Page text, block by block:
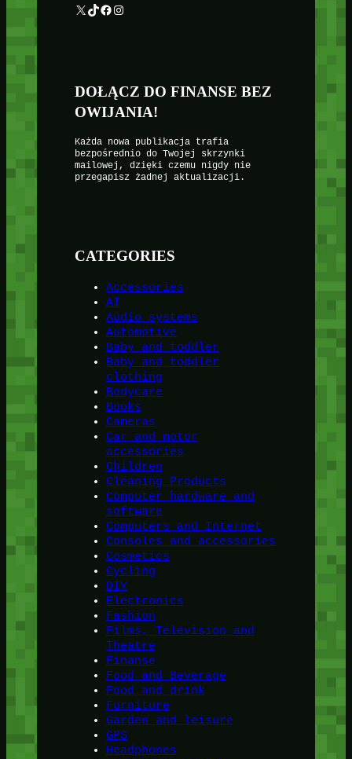
X TikTok Facebook Instagram
DOŁĄCZ DO FINANSE BEZ
OWIJANIA!
Każda nowa publikacja trafia
bezpośrednio do Twojej skrzynki
mailowej, dzięki czemu nigdy nie
przegapisz żadnej aktualizacji.
CATEGORIES
Accessories
AI
Audio systems
Automotive
Baby and toddler
Baby and toddler
clothing
Bodycare
Books
Cameras
Car and motor
accessories
Children
Cleaning Products
Computer hardware and
software
Computers and Internet
Consoles and accessories
Cosmetics
Cycling
DIY
Electronics
Fashion
Films, Television and
Theatre
Finanse
Food and Beverage
Food and drink
Furniture
Garden and leisure
GPS
Headphones